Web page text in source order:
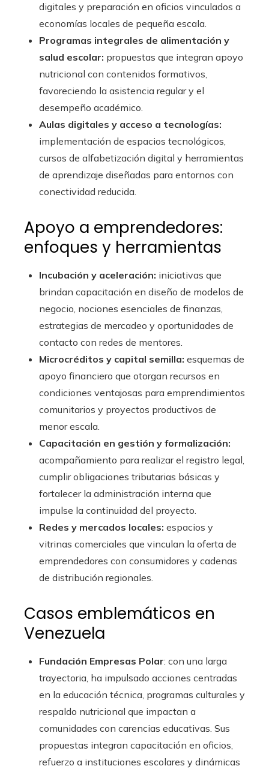
digitales y preparación en oficios vinculados a
economías locales de pequeña escala.
Programas integrales de alimentación y
salud escolar: propuestas que integran apoyo
nutricional con contenidos formativos,
favoreciendo la asistencia regular y el
desempeño académico.
Aulas digitales y acceso a tecnologías:
implementación de espacios tecnológicos,
cursos de alfabetización digital y herramientas
de aprendizaje diseñadas para entornos con
conectividad reducida.
Apoyo a emprendedores:
enfoques y herramientas
Incubación y aceleración: iniciativas que
brindan capacitación en diseño de modelos de
negocio, nociones esenciales de finanzas,
estrategias de mercadeo y oportunidades de
contacto con redes de mentores.
Microcréditos y capital semilla: esquemas de
apoyo financiero que otorgan recursos en
condiciones ventajosas para emprendimientos
comunitarios y proyectos productivos de
menor escala.
Capacitación en gestión y formalización:
acompañamiento para realizar el registro legal,
cumplir obligaciones tributarias básicas y
fortalecer la administración interna que
impulse la continuidad del proyecto.
Redes y mercados locales: espacios y
vitrinas comerciales que vinculan la oferta de
emprendedores con consumidores y cadenas
de distribución regionales.
Casos emblemáticos en
Venezuela
Fundación Empresas Polar: con una larga
trayectoria, ha impulsado acciones centradas
en la educación técnica, programas culturales y
respaldo nutricional que impactan a
comunidades con carencias educativas. Sus
propuestas integran capacitación en oficios,
refuerzo a instituciones escolares y dinámicas